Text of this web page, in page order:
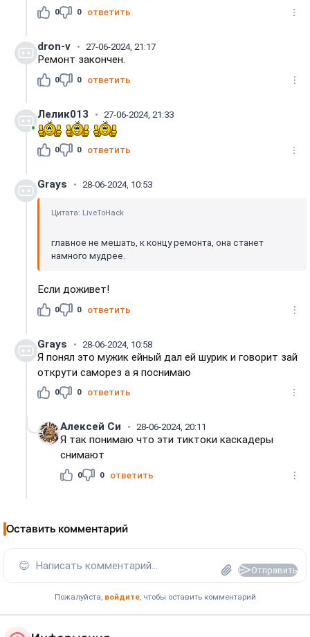
0 0 ответить
dron-v 27-06-2024, 21:17
Ремонт закончен.
0 0 ответить
Лелик013 27-06-2024, 21:33
0 0 ответить
Grays 28-06-2024, 10:53
Цитата: LiveToHack
главное не мешать, к концу ремонта, она станет
намного мудрее.
Если доживет!
0 0 ответить
Grays 28-06-2024, 10:58
Я понял это мужик ейный дал ей шурик и говорит зай
открути саморез а я поснимаю
0 0 ответить
Алексей Си 28-06-2024, 20:11
Я так понимаю что эти тиктоки каскадеры
снимают
0 0 ответить
Оставить комментарий
😊 Написать комментарий... Отправить
Пожалуйста, войдите, чтобы оставить комментарий